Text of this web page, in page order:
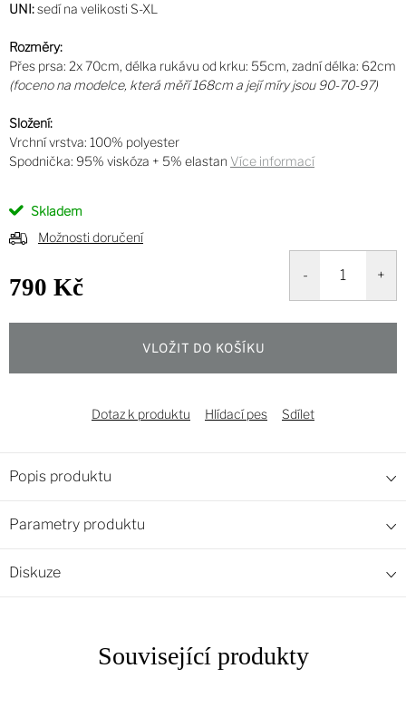
UNI:sedí na velikosti S-XL
Rozměry:
Přes prsa: 2x 70cm, délka rukávu od krku: 55cm, zadní délka: 62cm
(foceno na modelce, která měří 168cm a její míry jsou 90-70-97)
Složení:
Vrchní vrstva: 100% polyester
Spodnička: 95% viskóza + 5% elastan Více informací
Skladem
Možnosti doručení
790 Kč
VLOŽIT DO KOŠÍKU
Dotaz k produktu Hlídací pes Sdílet
Popis produktu
Parametry produktu
Diskuze
Související produkty